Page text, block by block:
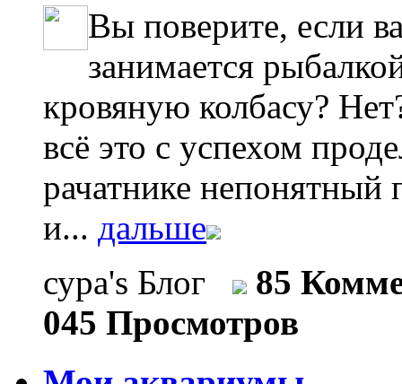
Вы поверите, если
занимается
кровяную колбасу?
всё это с успехом
рачатнике непонятный
и... дальше
сура's Блог
85
045 Просмотров